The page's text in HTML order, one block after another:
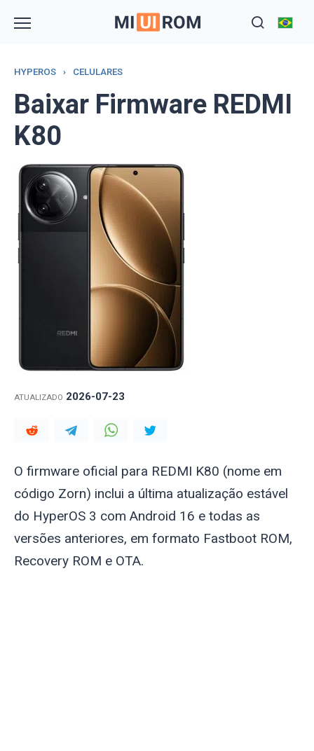
HYPEROS › CELULARES
Baixar Firmware REDMI
K80
ATUALIZADO 2026-07-23
O firmware oficial para REDMI K80 (nome em
código Zorn) inclui a última atualização estável
do HyperOS 3 com Android 16 e todas as
versões anteriores, em formato Fastboot ROM,
Recovery ROM e OTA.